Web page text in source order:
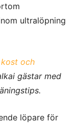
ultralöpning
och
gästar med
löpare för